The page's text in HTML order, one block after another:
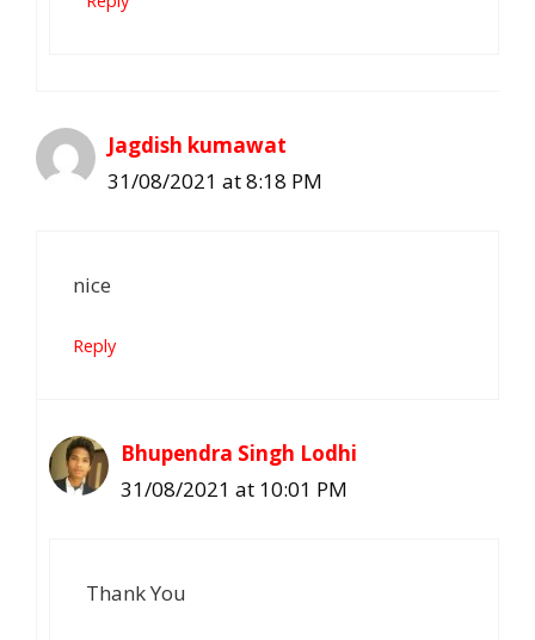
Jagdish kumawat
31/08/2021 at 8:18 PM
nice
Reply
Bhupendra Singh Lodhi
31/08/2021 at 10:01 PM
Thank You